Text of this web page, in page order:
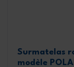
Surmatelas
modèle